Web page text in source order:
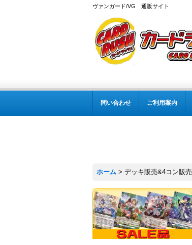
ヴァンガード/VG 通販サイト
問い合わせ ご利用案内
ホーム > デッキ販売&4コン販売